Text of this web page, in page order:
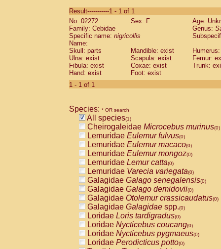
CebidaeSaguinus labiatus(0)
Cebidae Saguinus leucopus (0)
Cebidae
CebidaeSaguinus mystax
Cebidae Saguinus nigricollis (1)
Cebidae Saguinus oedipus
Cebidae Saguinus weddelli
Cebidae Saguinusspp.
Cebidae
CebidaeCebus capucinus
CebidaeCebus nigrivittatus
CebidaeCebus spp.(0)
CebidaeSaimiri boliviensis(0)
CebidaeSaimiri sciureus(0)
AtelidaeAlouatta caraya(0)
AtelidaeAlouatta fusca(0)
AtelidaeAlouatta seniculus(0)
AtelidaeAlouattaspp.(0)
AtelidaeAteles belzebuth(0)
AtelidaeAteles geoffroyi(0)
AtelidaeAteles paniscus(0)
AtelidaeAtelesspp.(0)
AtelidaeLagothrix lagothricha(0)
AtelidaeLagothrix lagothricha cana
PitheciidaeCacajao calvus
Result-----------1 - 1 of 1
No: 02272
Sex: F
Age:
Family: Cebidae
Genus:
Specific name: nigricollis
Name:
Skull: parts
Mandible: exist
Ulna: exist
Scapula: exist
Femur:
Fibula: exist
Coxae: exist
Trunk:
Hand: exist
Foot: exist
1 - 1 of 1
Species: * OR search
All species(1)
Cheirogaleidae Microcebus murinus(0)
Lemuridae Eulemur fulvus(0)
Lemuridae Eulemur macaco(0)
Lemuridae Eulemur mongoz(0)
Lemuridae Lemur catta(0)
Lemuridae Varecia variegata(0)
Galagidae Galago senegalensis(0)
Galagidae Galago demidovii(0)
Galagidae Otolemur crassicaudatus(0)
Galagidae Galagidae spp.(0)
Loridae Loris tardigradus(0)
Loridae Nycticebus coucang(0)
Loridae Nycticebus pygmaeus(0)
Loridae Perodicticus potto(0)